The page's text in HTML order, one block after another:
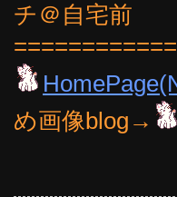
チ＠自宅前
め画像blog→